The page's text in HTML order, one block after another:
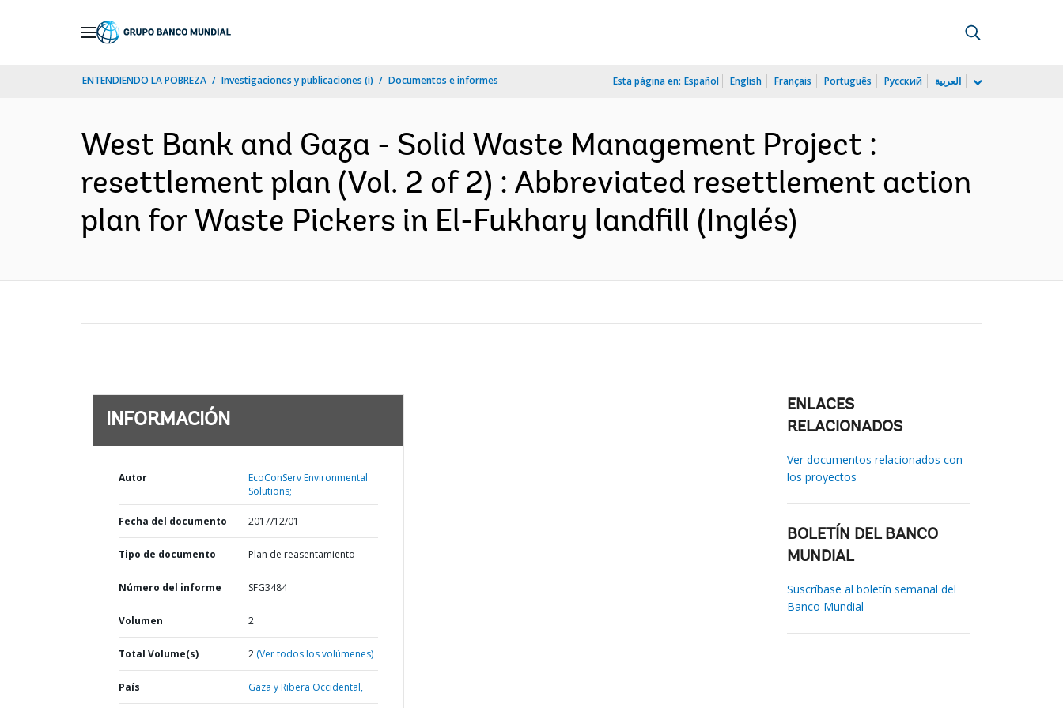
ENTENDIENDO LA POBREZA Investigaciones y publicaciones (i) Documentos e informes Esta página en: Español English Français Português Русский العربية
West Bank and Gaza - Solid Waste Management Project :
resettlement plan (Vol. 2 of 2) : Abbreviated resettlement action
plan for Waste Pickers in El-Fukhary landfill (Inglés)
INFORMACIÓN
Autor
EcoConServ Environmental
Solutions;
Fecha del documento 2017/12/01
Tipo de documento Plan de reasentamiento
Número del informe SFG3484
Volumen 2
Total Volume(s) 2 (Ver todos los volúmenes)
País Gaza y Ribera Occidental,
ENLACES
RELACIONADOS
Ver documentos relacionados con
los proyectos
BOLETÍN DEL BANCO
MUNDIAL
Suscríbase al boletín semanal del
Banco Mundial